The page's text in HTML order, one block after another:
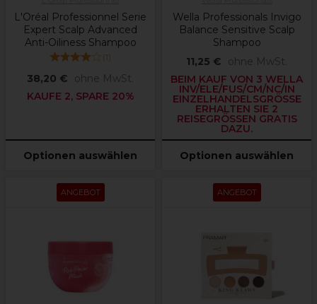
L'Oréal Professionnel Serie
Expert Scalp Advanced
Anti-Oiliness Shampoo
(1)
38,20 €
ohne MwSt.
KAUFE 2, SPARE 20%
Optionen auswählen
Wella Professionals Invigo
Balance Sensitive Scalp
Shampoo
11,25 €
ohne MwSt.
BEIM KAUF VON 3 WELLA
INV/ELE/FUS/CM/NC/IN
EINZELHANDELSGRÖSSE E
RHALTEN SIE 2 R
EISEGRÖSSEN GRATIS DA
ZU.
Optionen auswählen
ANGEBOT ANGEBOT